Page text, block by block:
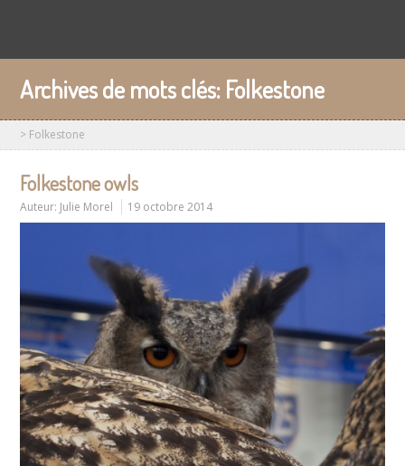
Archives de mots clés: Folkestone
> Folkestone
Folkestone owls
Auteur: Julie Morel 19 octobre 2014